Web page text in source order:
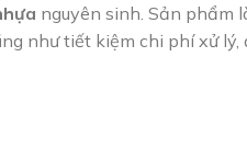
nguyên sinh. Sản phẩm
như tiết kiệm chi phí xử